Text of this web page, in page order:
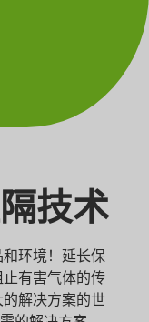
技术
环境！延长保
有害气体的传
解决方案的世